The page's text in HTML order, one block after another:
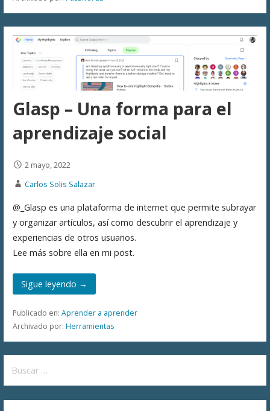
Glasp – Una forma para el
aprendizaje social
2 mayo, 2022
Carlos Solis Salazar
@_Glasp es una plataforma de internet que permite subrayar
y organizar artículos, así como descubrir el aprendizaje y
experiencias de otros usuarios.
Lee más sobre ella en mi post.
Sigue leyendo →
Publicado en: Aprender a aprender
Archivado por: Herramientas